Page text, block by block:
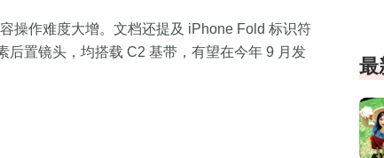
操作难度大增。文档还提及 iPhone Fold 标识符
后置镜头，均搭载 C2 基带，有望在今年 9 月发
最